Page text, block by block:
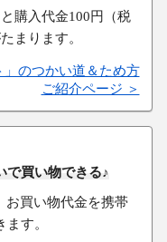
購入代金100円（税
まります。
」のつかい道＆ため方
ご紹介ページ ＞
で買い物できる♪
お買い物代金を携帯
す。